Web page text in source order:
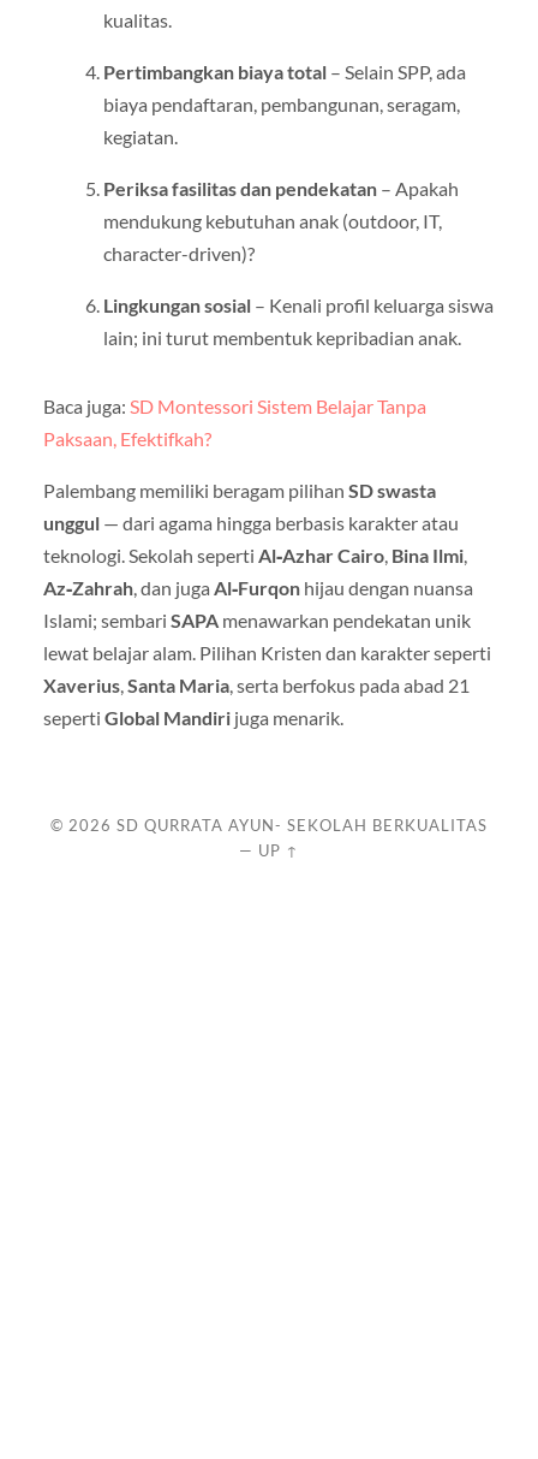
kualitas.
Pertimbangkan biaya total– Selain SPP, ada
biaya pendaftaran, pembangunan, seragam,
kegiatan.
Periksa fasilitas dan pendekatan– Apakah
mendukung kebutuhan anak (outdoor, IT,
character-driven)?
Lingkungan sosial– Kenali profil keluarga siswa
lain; ini turut membentuk kepribadian anak.
Baca juga: SD Montessori Sistem Belajar Tanpa
Paksaan, Efektifkah?
Palembang memiliki beragam pilihan SD swasta
unggul— dari agama hingga berbasis karakter atau
teknologi. Sekolah seperti Al‑Azhar Cairo, Bina Ilmi,
Az‑Zahrah, dan juga Al‑Furqonhijau dengan nuansa
Islami; sembari SAPAmenawarkan pendekatan unik
lewat belajar alam. Pilihan Kristen dan karakter seperti
Xaverius,Santa Maria, serta berfokus pada abad 21
seperti Global Mandirijuga menarik.
© 2026 SD QURRATA AYUN- SEKOLAH BERKUALITAS
— UP ↑